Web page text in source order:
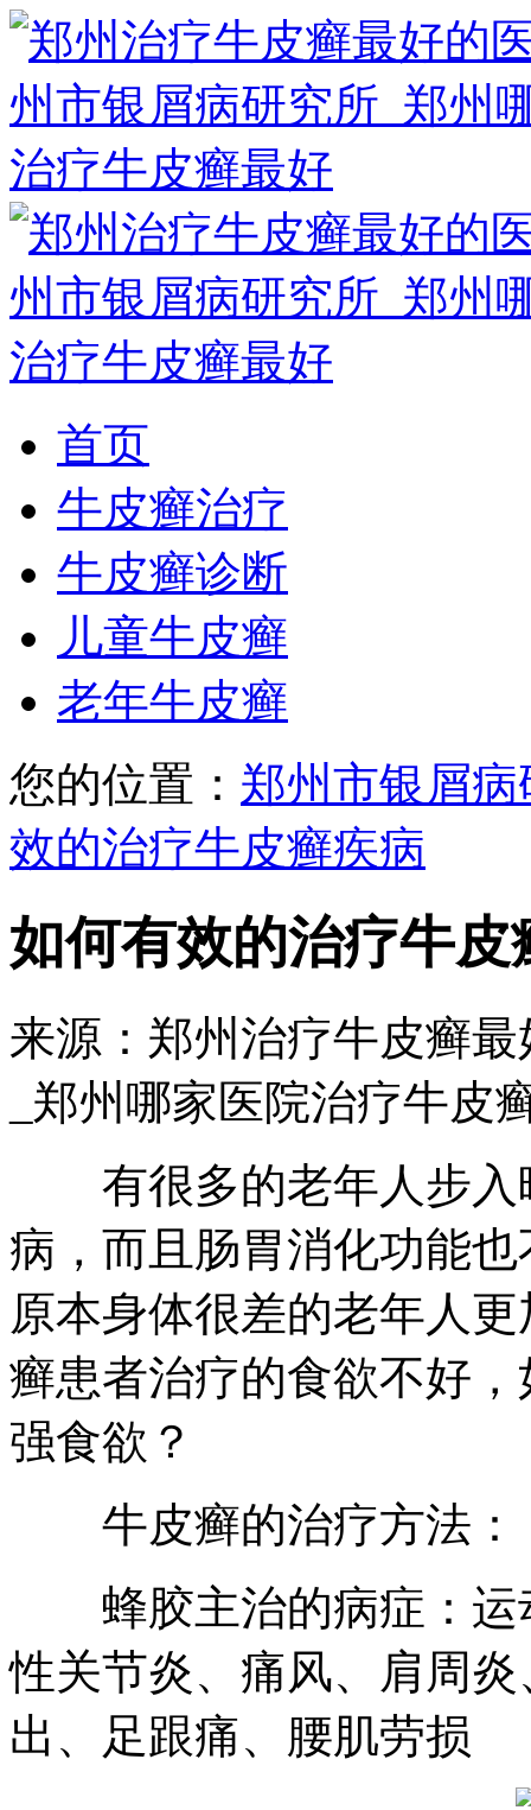
首页
牛皮癣治疗
牛皮癣诊断
儿童牛皮癣
老年牛皮癣
您的位置： 郑州市银屑病
效的治疗牛皮癣疾病
如何有效的治疗牛皮
来源：郑州治疗牛皮癣
_郑州哪家医院治疗牛皮
有很多的老年人步入
病，而且肠胃消化功能
原本身体很差的老年人
癣患者治疗的食欲不好
强食欲？
牛皮癣的治疗方法：
蜂胶主治的病症：运
性关节炎、痛风、肩周
出、足跟痛、腰肌劳损